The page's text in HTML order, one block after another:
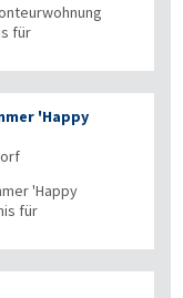
für
'Happy
'Happy
für